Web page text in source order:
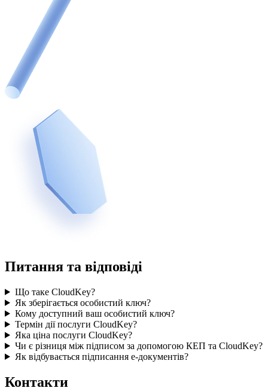
Питання та відповіді
Що таке CloudKey?
Як зберігається особистий ключ?
Кому доступний ваш особистий ключ?
Термін дії послуги CloudKey?
Яка ціна послуги CloudKey?
Чи є різниця між підписом за допомогою КЕП та CloudKey?
Як відбувається підписання е-документів?
Контакти